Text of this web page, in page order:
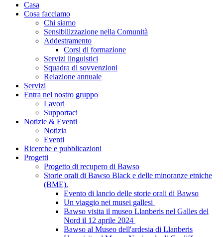
Casa
Cosa facciamo
Chi siamo
Sensibilizzazione nella Comunità
Addestramento
Corsi di formazione
Servizi linguistici
Squadra di sovvenzioni
Relazione annuale
Servizi
Entra nel nostro gruppo
Lavori
Supportaci
Notizie & Eventi
Notizia
Eventi
Ricerche e pubblicazioni
Progetti
Progetto di recupero di Bawso
Storie orali di Bawso Black e delle minoranze etniche
(BME).
Evento di lancio delle storie orali di Bawso
Un viaggio nei musei gallesi
Bawso visita il museo Llanberis nel Galles del
Nord il 12 aprile 2024
Bawso al Museo dell'ardesia di Llanberis